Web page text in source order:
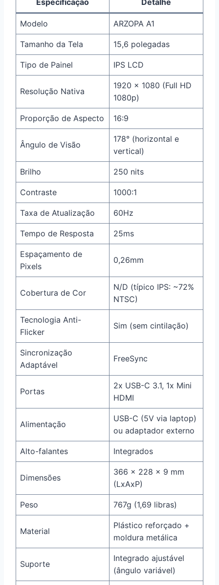
Especificação Detalhe
Modelo ARZOPA A1
Tamanho da Tela 15,6 polegadas
Tipo de Painel IPS LCD
Resolução Nativa
1920 x 1080 (Full HD
1080p)
Proporção de Aspecto 16:9
Ângulo de Visão
178° (horizontal e
vertical)
Brilho 250 nits
Contraste 1000:1
Taxa de Atualização 60Hz
Tempo de Resposta 25ms
Espaçamento de
Pixels
0,26mm
Cobertura de Cor
N/D (típico IPS: ~72%
NTSC)
Tecnologia Anti-
Flicker
Sim (sem cintilação)
Sincronização
Adaptável
FreeSync
Portas
2x USB-C 3.1, 1x Mini
HDMI
Alimentação
USB-C (5V via laptop)
ou adaptador externo
Alto-falantes Integrados
Dimensões
366 x 228 x 9 mm
(LxAxP)
Peso 767g (1,69 libras)
Material
Plástico reforçado +
moldura metálica
Suporte
Integrado ajustável
(ângulo variável)